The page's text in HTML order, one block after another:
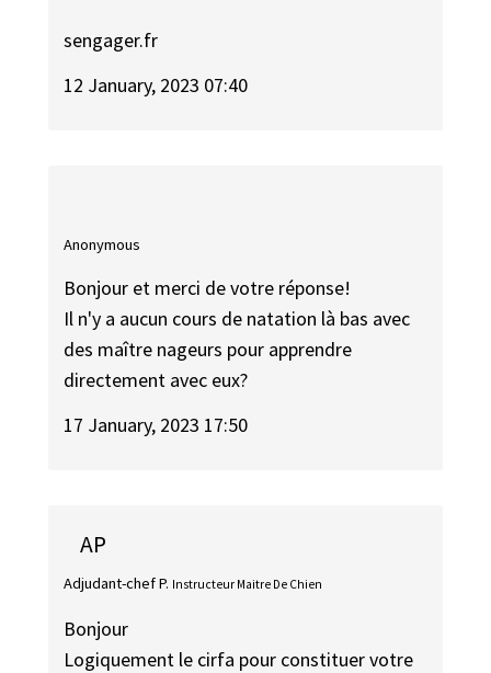
sengager.fr
12 January, 2023 07:40
Anonymous
Bonjour et merci de votre réponse!
Il n'y a aucun cours de natation là bas avec
des maître nageurs pour apprendre
directement avec eux?
17 January, 2023 17:50
AP
Adjudant-chef P. Instructeur Maitre De Chien
Bonjour
Logiquement le cirfa pour constituer votre